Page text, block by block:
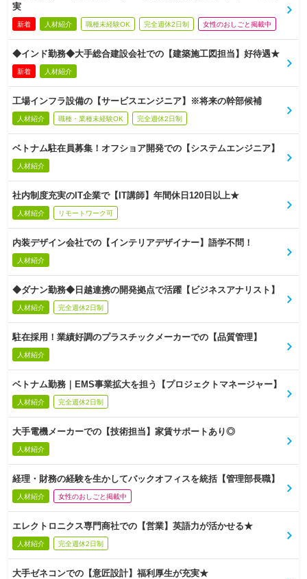
実
新着 人材紹介 職種未経験OK 完全週休2日制 女性のおしごと掲載中
◆インド勤務◆大手総合建設会社での【建築施工図担当】好待遇★
新着 人材紹介
工場インフラ設備の【サービスエンジニア】※将来の幹部候補
人材紹介 職種・業種未経験OK 完全週休2日制
ベトナム駐在員募集！オフショア開発での【システムエンジニア】
人材紹介
社内制度充実のIT企業で【IT講師】年間休日120日以上★
人材紹介 リモートワーク可
内装デザイン会社での【インテリアデザイナー】語学不問！
人材紹介
◆ダナン勤務◆日越連携の開発拠点で活躍【ビジネスアナリスト】
人材紹介 完全週休2日制
駐在採用！業績好調のプラスチックメーカーでの【品質管理】
人材紹介
ベトナム勤務｜EMS事業拡大を担う【プロジェクトマネージャー】
人材紹介 完全週休2日制
大手電機メーカーでの【技術担当】家賃サポートあり◎
人材紹介
経理・財務の経験を生かしてバックオフィスを統括【管理部長職】
人材紹介 女性のおしごと掲載中
エレクトロニクス専門商社での【営業】英語力が活かせる★
人材紹介 完全週休2日制
大手ゼネコンでの【意匠設計】福利厚生が充実★